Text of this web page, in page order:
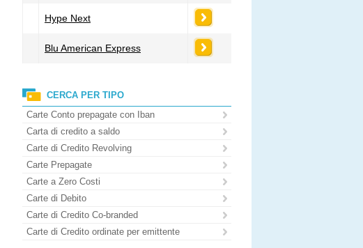
Hype Next
Blu American Express
CERCA PER TIPO
Carte Conto prepagate con Iban
Carta di credito a saldo
Carte di Credito Revolving
Carte Prepagate
Carte a Zero Costi
Carte di Debito
Carte di Credito Co-branded
Carte di Credito ordinate per emittente